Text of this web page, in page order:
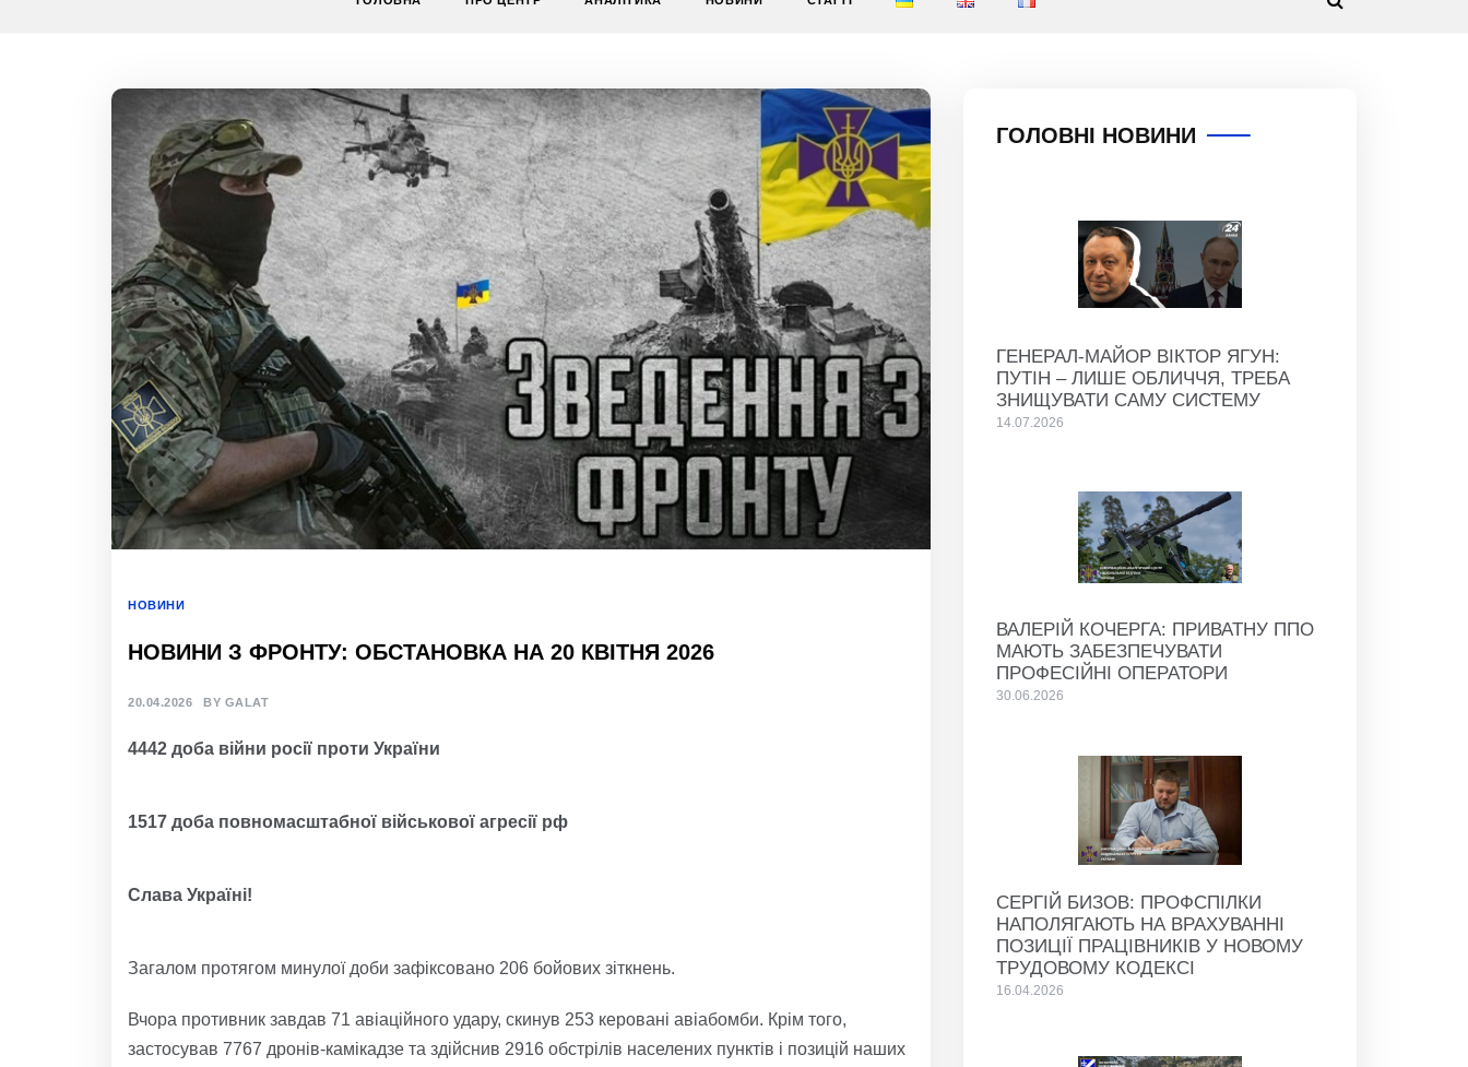
НОВИНИ
НОВИНИ З ФРОНТУ: ОБСТАНОВКА НА 20 КВІТНЯ 2026
20.04.2026 BY GALAT
4442 доба війни росії проти України
1517 доба повномасштабної військової агресії рф
Слава Україні!
Загалом протягом минулої доби зафіксовано 206 бойових зіткнень.
Вчора противник завдав 71 авіаційного удару, скинув 253 керовані авіабомби. Крім того,
застосував 7767 дронів-камікадзе та здійснив 2916 обстрілів населених пунктів і позицій наших
ГОЛОВНІ НОВИНИ
ГЕНЕРАЛ-МАЙОР ВІКТОР ЯГУН:
ПУТІН – ЛИШЕ ОБЛИЧЧЯ, ТРЕБА
ЗНИЩУВАТИ САМУ СИСТЕМУ
14.07.2026
ВАЛЕРІЙ КОЧЕРГА: ПРИВАТНУ ППО
МАЮТЬ ЗАБЕЗПЕЧУВАТИ
ПРОФЕСІЙНІ ОПЕРАТОРИ
30.06.2026
СЕРГІЙ БИЗОВ: ПРОФСПІЛКИ
НАПОЛЯГАЮТЬ НА ВРАХУВАННІ
ПОЗИЦІЇ ПРАЦІВНИКІВ У НОВОМУ
ТРУДОВОМУ КОДЕКСІ
16.04.2026